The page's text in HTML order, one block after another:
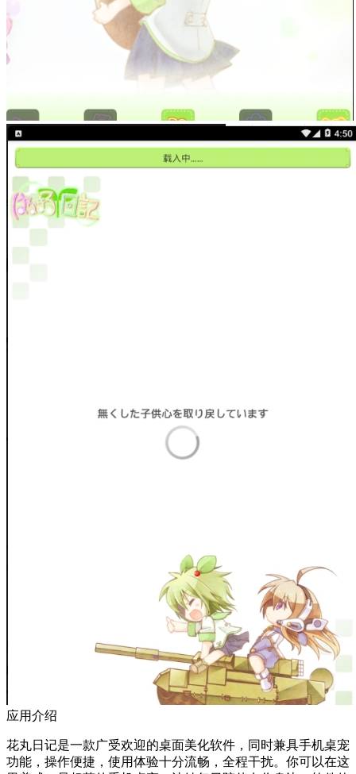
应用介绍
花丸日记是一款广受欢迎的桌面美化软件，同时兼具手机桌宠
功能，操作便捷，使用体验十分流畅，全程干扰。你可以在这